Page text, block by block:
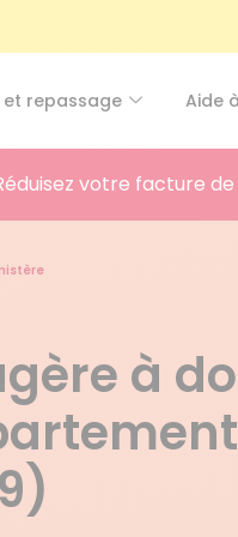
et repassage Aide
votre facture
à